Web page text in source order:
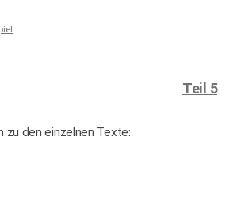
Teil 5
zu den einzelnen Texte: